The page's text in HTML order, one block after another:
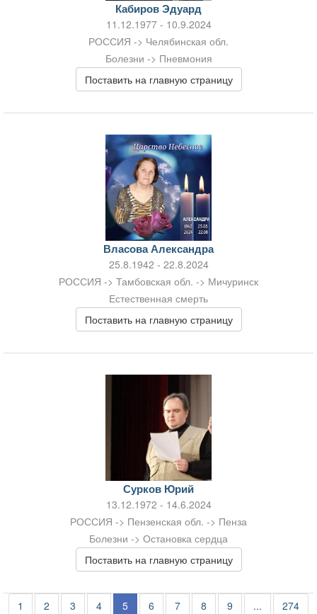
Кабиров Эдуард
11.12.1977 - 10.9.2024
РОССИЯ -> Челябинская обл.
Болезни -> Пневмония
Поставить на главную страницу
Власова Александра
25.8.1942 - 22.8.2024
РОССИЯ -> Тамбовская обл. -> Мичуринск
Естественная смерть
Поставить на главную страницу
Сурков Юрий
13.12.1972 - 14.6.2024
РОССИЯ -> Пензенская обл. -> Пенза
Болезни -> Остановка сердца
Поставить на главную страницу
1 2 3 4 5 6 7 8 9 ... 274